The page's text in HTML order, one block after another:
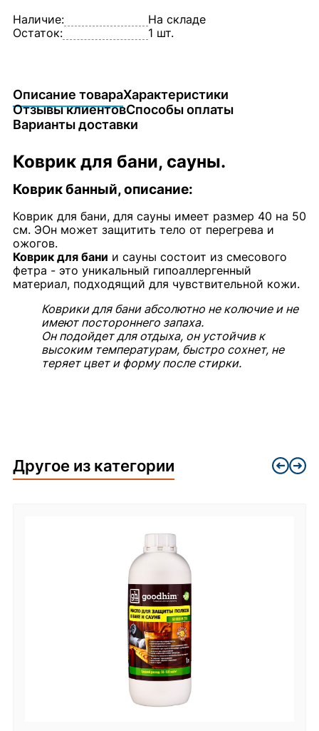
Наличие:
На складе
Остаток:
1 шт.
Описание товараХарактеристики
Отзывы клиентовСпособы оплаты
Варианты доставки
Коврик для бани, сауны.
Коврик банный, описание:
Коврик для бани, для сауны имеет размер 40 на 50
см. ЭОн может защитить тело от перегрева и
ожогов.
Коврик для бани и сауны состоит из смесового
фетра - это уникальный гипоаллергенный
материал, подходящий для чувствительной кожи.
Коврики для бани абсолютно не колючие и не
имеют постороннего запаха.
Он подойдет для отдыха, он устойчив к
высоким температурам, быстро сохнет, не
теряет цвет и форму после стирки.
Другое из категории